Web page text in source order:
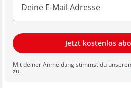
Jetzt kostenlos
Mit deiner Anmeldung stimmst du unseren
zu.